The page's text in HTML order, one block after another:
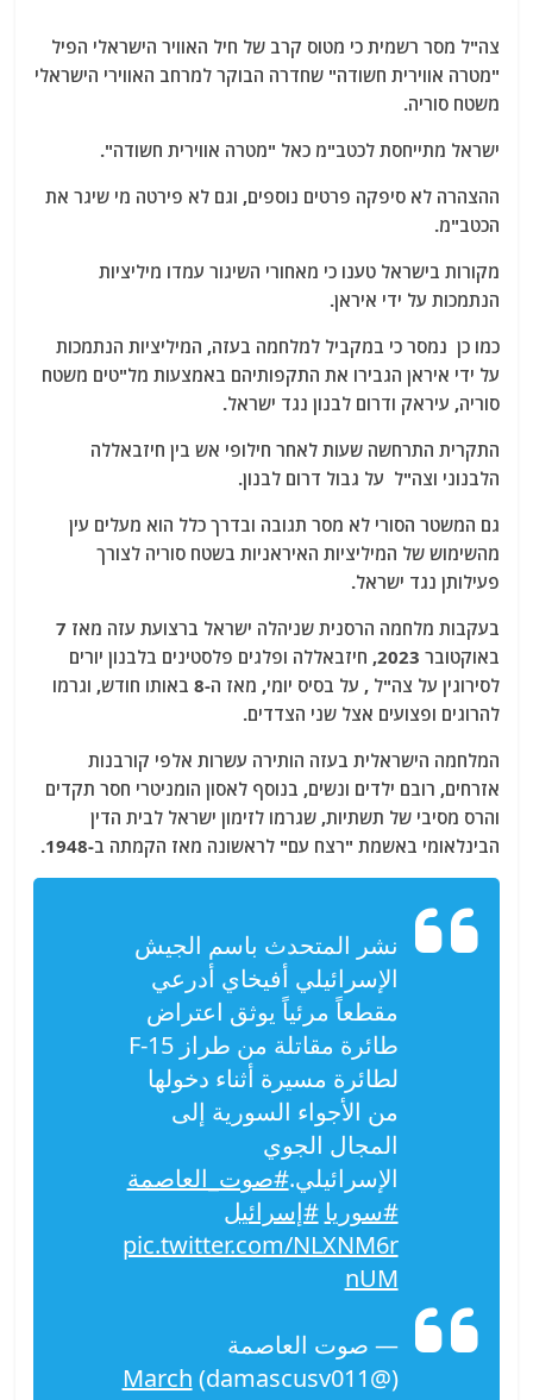
p
o
k
צה"ל מסר רשמית כי מטוס קרב של חיל האוויר הישראלי הפיל
"מטרה אווירית חשודה" שחדרה הבוקר למרחב האווירי הישראלי
משטח סוריה.
ישראל מתייחסת לכטב"מ כאל "מטרה אווירית חשודה".
ההצהרה לא סיפקה פרטים נוספים, וגם לא פירטה מי שיגר את
הכטב"מ.
מקורות בישראל טענו כי מאחורי השיגור עמדו מיליציות
הנתמכות על ידי איראן.
כמו כן נמסר כי במקביל למלחמה בעזה, המיליציות הנתמכות
על ידי איראן הגבירו את התקפותיהם באמצעות מל"טים משטח
סוריה, עיראק ודרום לבנון נגד ישראל.
התקרית התרחשה שעות לאחר חילופי אש בין חיזבאללה
הלבנוני וצה"ל על גבול דרום לבנון.
גם המשטר הסורי לא מסר תגובה ובדרך כלל הוא מעלים עין
מהשימוש של המיליציות האיראניות בשטח סוריה לצורך
פעילותן נגד ישראל.
בעקבות מלחמה הרסנית שניהלה ישראל ברצועת עזה מאז 7
באוקטובר 2023, חיזבאללה ופלגים פלסטינים בלבנון יורים
לסירוגין על צה"ל , על בסיס יומי, מאז ה-8 באותו חודש, וגרמו
להרוגים ופצועים אצל שני הצדדים.
המלחמה הישראלית בעזה הותירה עשרות אלפי קורבנות
אזרחים, רובם ילדים ונשים, בנוסף לאסון הומניטרי חסר תקדים
והרס מסיבי של תשתיות, שגרמו לזימון ישראל לבית הדין
הבינלאומי באשמת "רצח עם" לראשונה מאז הקמתה ב-1948.
نشر المتحدث باسم الجيش
الإسرائيلي أفيخاي أدرعي
مقطعاً مرئياً يوثق اعتراض
طائرة مقاتلة من طراز F-15
لطائرة مسيرة أثناء دخولها
من الأجواء السورية إلى
المجال الجوي
الإسرائيلي.#صوت_العاصمة
#سوريا #إسرائيل
pic.twitter.com/NLXNM6r
nUM
— صوت العاصمة
(@damascusv011)
March